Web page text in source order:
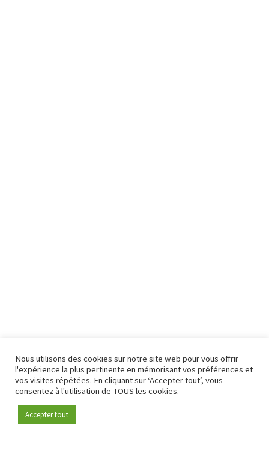
Devenez membre
Nous utilisons des cookies sur notre site web pour vous offrir
l'expérience la plus pertinente en mémorisant vos préférences et
vos visites répétées. En cliquant sur ‘Accepter tout’, vous
consentez à l'utilisation de TOUS les cookies.
Accepter tout